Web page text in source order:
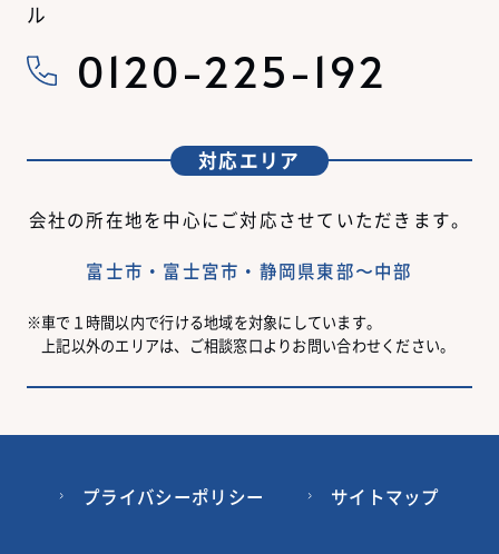
ル
0120-225-192
対応エリア
会社の所在地を中心にご対応させていただきます。
富士市・富士宮市・静岡県東部〜中部
車で１時間以内で行ける地域を対象にしています。
上記以外のエリアは、ご相談窓口よりお問い合わせください。
プライバシーポリシー サイトマップ